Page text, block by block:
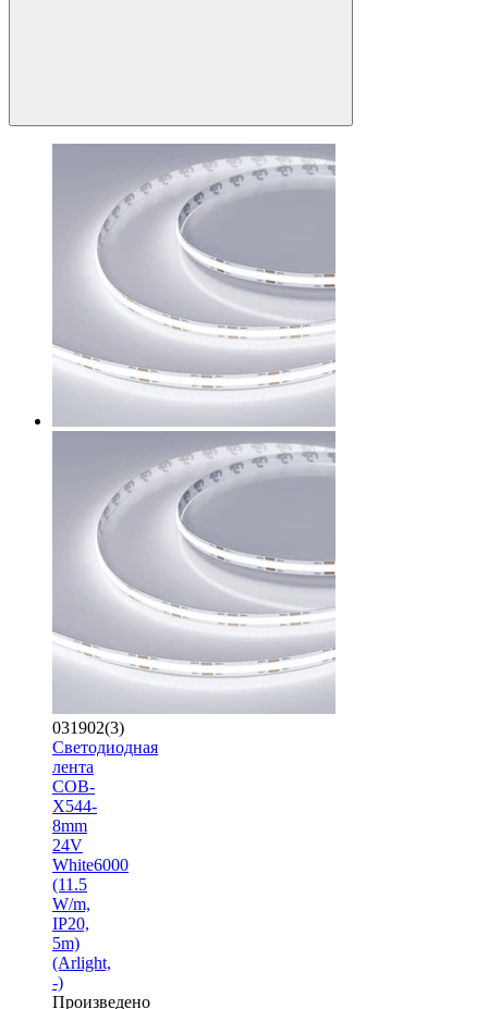
031902(3)
Светодиодная
лента
COB-
X544-
8mm
24V
White6000
(11.5
W/m,
IP20,
5m)
(Arlight,
-)
Произведено